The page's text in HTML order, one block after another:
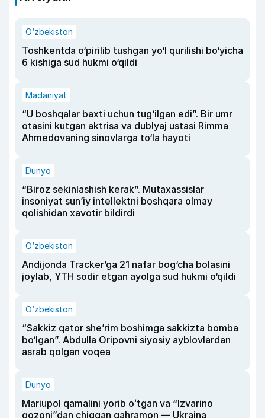
O‘zbekiston
Toshkentda o‘pirilib tushgan yo‘l qurilishi bo‘yicha
6 kishiga sud hukmi o‘qildi
Madaniyat
“U boshqalar baxti uchun tug‘ilgan edi”. Bir umr
otasini kutgan aktrisa va dublyaj ustasi Rimma
Ahmedovaning sinovlarga to‘la hayoti
Dunyo
“Biroz sekinlashish kerak”. Mutaxassislar
insoniyat sun’iy intellektni boshqara olmay
qolishidan xavotir bildirdi
O‘zbekiston
Andijonda Tracker’ga 21 nafar bog‘cha bolasini
joylab, YTH sodir etgan ayolga sud hukmi o‘qildi
O‘zbekiston
“Sakkiz qator she’rim boshimga sakkizta bomba
bo‘lgan”. Abdulla Oripovni siyosiy ayblovlardan
asrab qolgan voqea
Dunyo
Mariupol qamalini yorib oʻtgan va “Izvarino
qozoni”dan chiqqan qahramon — Ukraina